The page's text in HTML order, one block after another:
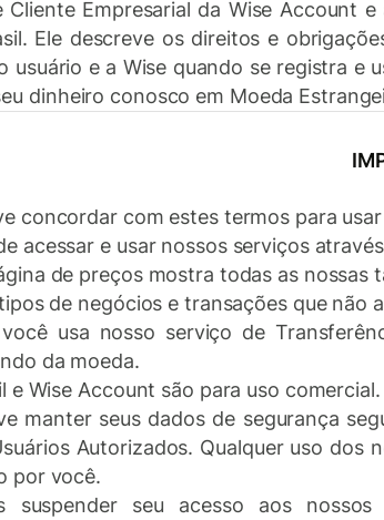
Empresarial da Wise Account
Ele descreve os direitos e
usuário e a Wise quando se registra e
dinheiro conosco em Moeda
concordar com estes termos para
acessar e usar nossos serviços
de preços mostra todas as nossas
de negócios e transações que não
usa nosso serviço de
da moeda.
e Wise Account são para uso comercial.
manter seus dados de segurança
Autorizados. Qualquer uso dos
por você.
suspender seu acesso aos